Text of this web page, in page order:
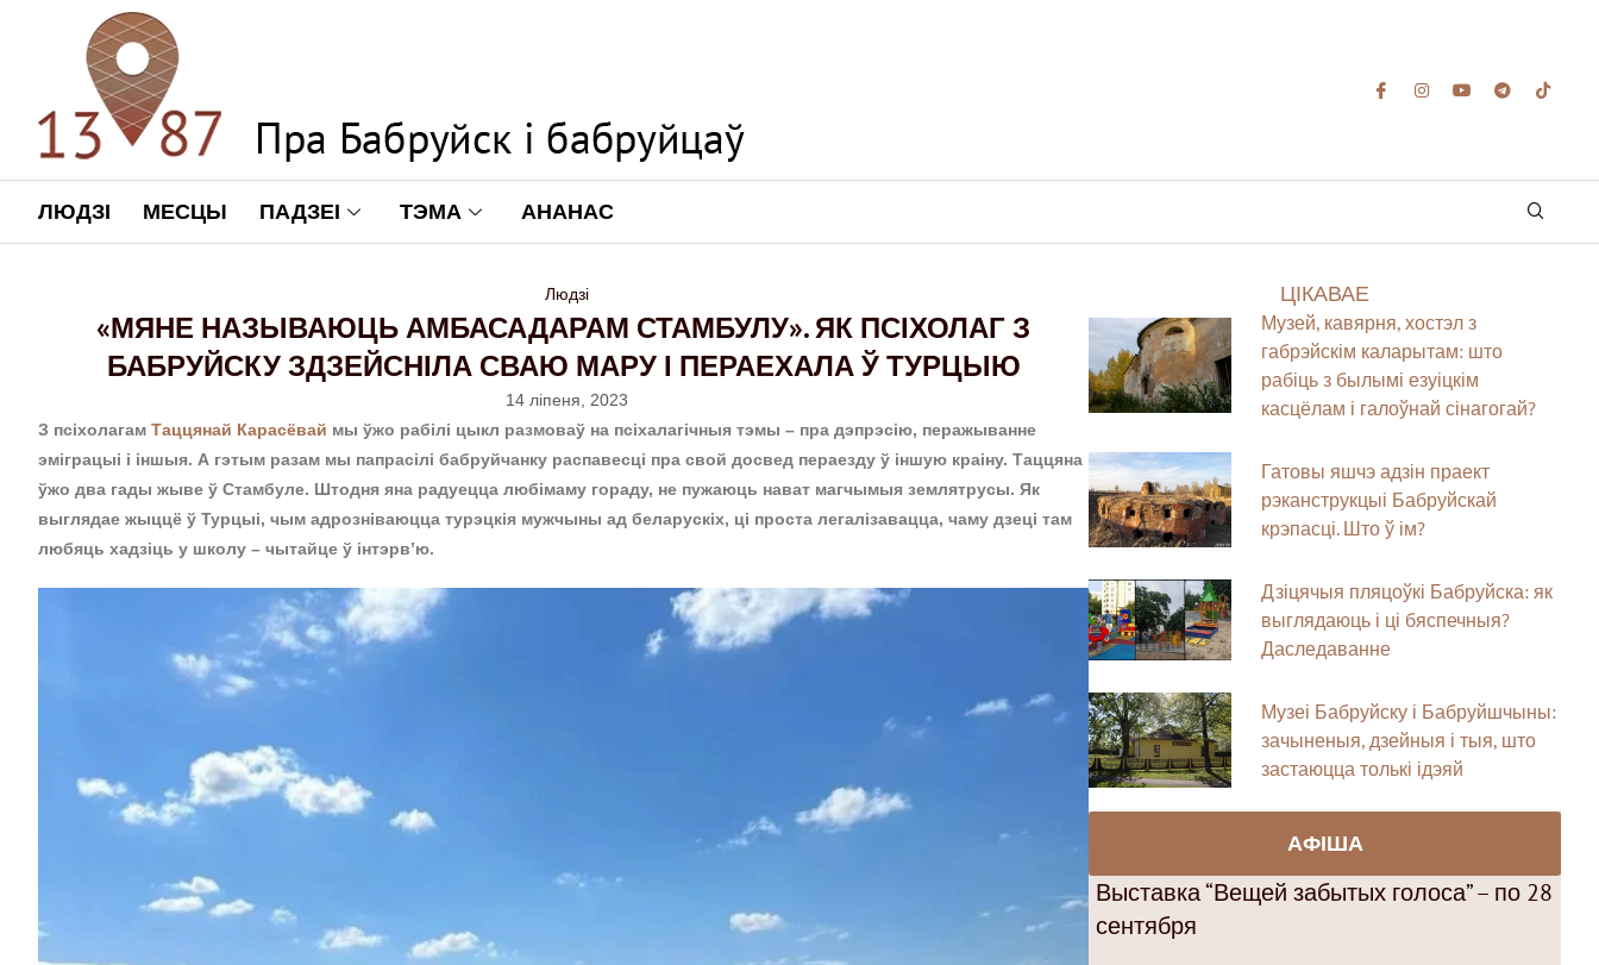
ЛЮДЗІ МЕСЦЫ ПАДЗЕІ ТЭМА АНАНАС
Людзі
«МЯНЕ НАЗЫВАЮЦЬ АМБАСАДАРАМ СТАМБУЛУ». ЯК ПСІХОЛАГ З
БАБРУЙСКУ ЗДЗЕЙСНІЛА СВАЮ МАРУ І ПЕРАЕХАЛА Ў ТУРЦЫЮ
14 ліпеня, 2023
З псіхолагам Таццянай Карасёвай мы ўжо рабілі цыкл размоваў на псіхалагічныя тэмы – пра дэпрэсію, перажыванне
эміграцыі і іншыя. А гэтым разам мы папрасілі бабруйчанку распавесці пра свой досвед пераезду ў іншую краіну. Таццяна
ўжо два гады жыве ў Стамбуле. Штодня яна радуецца любімаму гораду, не пужаюць нават магчымыя землятрусы. Як
выглядае жыццё ў Турцыі, чым адрозніваюцца турэцкія мужчыны ад беларускіх, ці проста легалізавацца, чаму дзеці там
любяць хадзіць у школу – чытайце ў інтэрв’ю.
ЦІКАВАЕ
Музей, кавярня, хостэл з
габрэйскім каларытам: што
рабіць з былымі езуіцкім
касцёлам і галоўнай сінагогай?
Гатовы яшчэ адзін праект
рэканструкцыі Бабруйскай
крэпасці. Што ў ім?
Дзіцячыя пляцоўкі Бабруйска: як
выглядаюць і ці бяспечныя?
Даследаванне
Музеі Бабруйску і Бабруйшчыны:
зачыненыя, дзейныя і тыя, што
застаюцца толькі ідэяй
АФІША
Выставка “Вещей забытых голоса” – по 28
сентября